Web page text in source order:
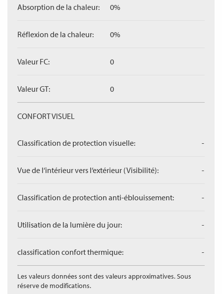
Absorption de la chaleur: 0%
Réflexion de la chaleur: 0%
Valeur FC: 0
Valeur GT: 0
CONFORT VISUEL
Classification de protection visuelle: -
Vue de l‘intérieur vers l‘extérieur (Visibilité): -
Classification de protection anti-éblouissement: -
Utilisation de la lumière du jour: -
classification confort thermique: -
Les valeurs données sont des valeurs approximatives. Sous
réserve de modifications.